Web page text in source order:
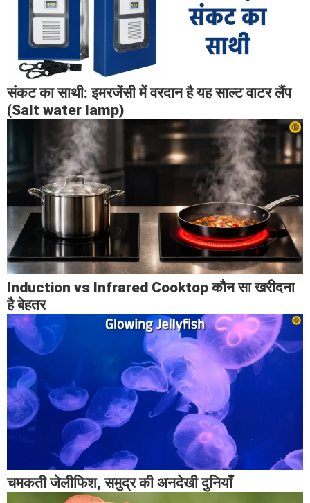
संकट का साथी: इमरजेंसी में वरदान है यह साल्ट वाटर लैंप
(Salt water lamp)
Induction vs Infrared Cooktop कौन सा खरीदना
है बेहतर
चमकती जेलीफिश, समुद्र की अनदेखी दुनियाँ